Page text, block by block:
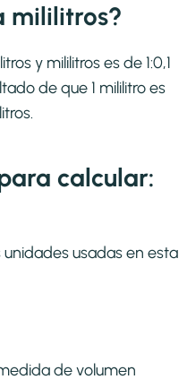
mililitros?
y mililitros es de 1:0,1
de que 1 mililitro es
calcular:
usadas en esta
de volumen